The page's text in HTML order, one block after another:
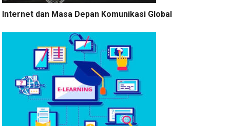
Internet dan Masa Depan Komunikasi Global